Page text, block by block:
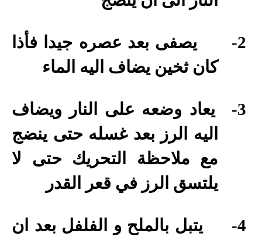
2-
يصفى بعد عصره جيدا فأذا
كان ثخين يضاف اليه الماء
3-
يعاد وضعه على النار ويضاف
اليه الرز بعد غسله حتى ينضج
مع ملاحظة التحريك حتى لا
يلتسق الرز في قعر القدر
4-
يتبل بالملح و الفلفل بعد ان